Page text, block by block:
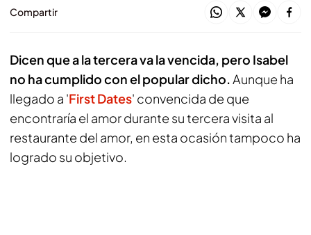
Compartir
Dicen que a la tercera va la vencida, pero Isabel
no ha cumplido con el popular dicho.Aunque ha
llegado a 'First Dates' convencida de que
encontraría el amor durante su tercera visita al
restaurante del amor, en esta ocasión tampoco ha
logrado su objetivo.